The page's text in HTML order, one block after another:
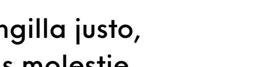
justo,